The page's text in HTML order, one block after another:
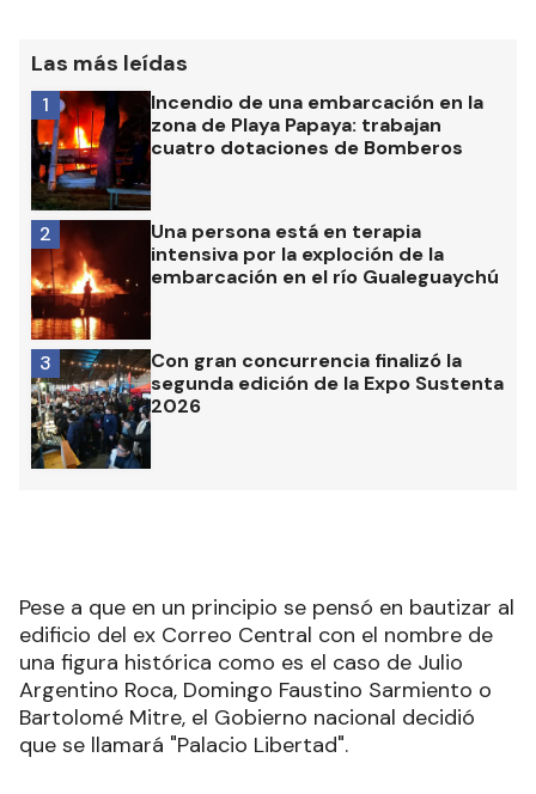
Las más leídas
Incendio de una embarcación en la
zona de Playa Papaya: trabajan
cuatro dotaciones de Bomberos
1
Una persona está en terapia
intensiva por la exploción de la
embarcación en el río Gualeguaychú
2
Con gran concurrencia finalizó la
segunda edición de la Expo Sustenta
2026
3
Pese a que en un principio se pensó en bautizar al
edificio del ex Correo Central con el nombre de
una figura histórica como es el caso de Julio
Argentino Roca, Domingo Faustino Sarmiento o
Bartolomé Mitre, el Gobierno nacional decidió
que se llamará "Palacio Libertad".